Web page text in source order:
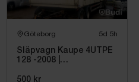
Göteborg 5d 5h
Släpvagn Kaupe 4UTPE
128 -2008 |
500 kr